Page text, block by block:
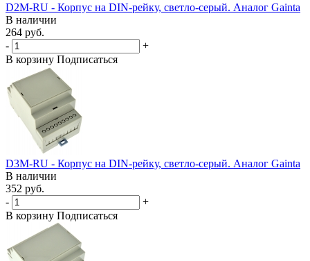
D2M-RU - Корпус на DIN-рейку, светло-серый. Аналог Gainta
В наличии
264 руб.
-
+
В корзину Подписаться
D3M-RU - Корпус на DIN-рейку, светло-серый. Аналог Gainta
В наличии
352 руб.
-
+
В корзину Подписаться